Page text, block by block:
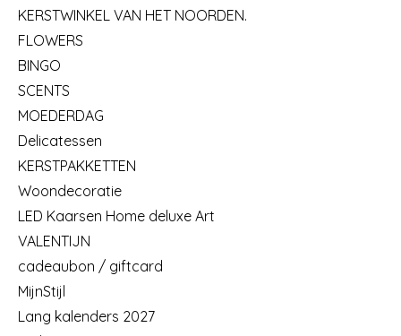
KERSTWINKEL VAN HET NOORDEN.
FLOWERS
BINGO
SCENTS
MOEDERDAG
Delicatessen
KERSTPAKKETTEN
Woondecoratie
LED Kaarsen Home deluxe Art
VALENTIJN
cadeaubon / giftcard
MijnStijl
Lang kalenders 2027